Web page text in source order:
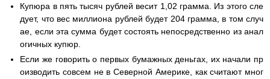
Купюра в пять тысяч рублей весит 1,02 грамма. Из этого сле
дует, что вес миллиона рублей будет 204 грамма, в том случ
ае, если эта сумма будет состоять непосредственно из анал
огичных купюр.
Если же говорить о первых бумажных деньгах, их начали пр
оизводить совсем не в Северной Америке, как считают мног